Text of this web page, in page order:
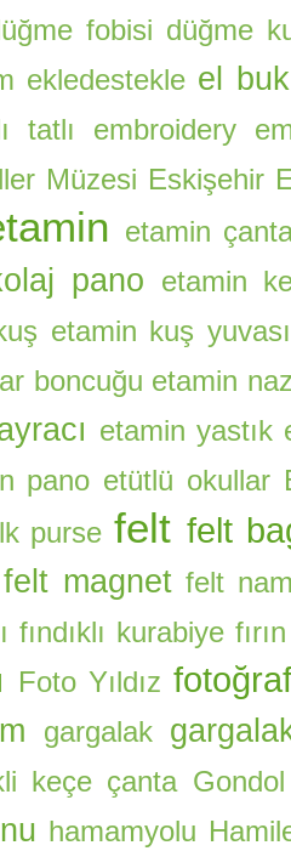
fobisi düğme
ekledestekle el
tatlı embroidery
Müzesi Eskişehir
etamin
pano
etamin
etamin kuş
boncuğu etamin
etamin yastık
pano etütlü okullar
purse felt felt
felt magnet felt
fındıklı kurabiye
Foto Yıldız
gargalak
keçe çanta Gondol
hamamyolu